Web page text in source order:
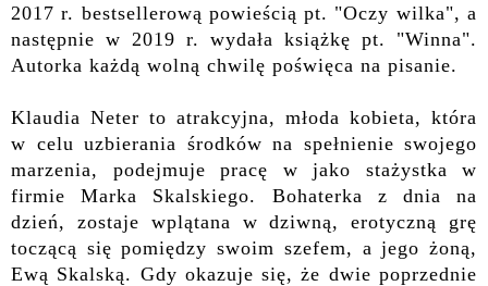
2017 r. bestsellerową powieścią pt. "Oczy wilka", a
następnie w 2019 r. wydała książkę pt. "Winna".
Autorka każdą wolną chwilę poświęca na pisanie.
Klaudia Neter to atrakcyjna, młoda kobieta, która
w celu uzbierania środków na spełnienie swojego
marzenia, podejmuje pracę w jako stażystka w
firmie Marka Skalskiego. Bohaterka z dnia na
dzień, zostaje wplątana w dziwną, erotyczną grę
toczącą się pomiędzy swoim szefem, a jego żoną,
Ewą Skalską. Gdy okazuje się, że dwie poprzednie